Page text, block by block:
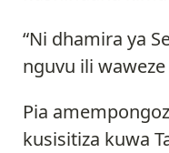
“Ni dhamira ya
nguvu ili
Pia
kusisitiza kuwa